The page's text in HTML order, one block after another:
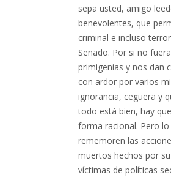
sepa usted, amigo
benevolentes, que
criminal e incluso
Senado. Por si no
primigenias y nos dan
con ardor por varios
ignorancia, ceguera y
todo está bien, hay
forma racional. Pero
rememoren las
muertos hechos por
víctimas de políticas